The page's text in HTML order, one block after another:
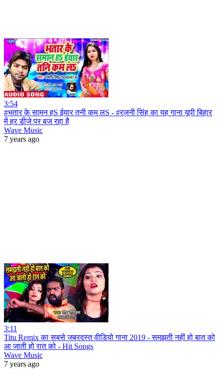
3:54
#भतार के सामन हS ईयार तनी कम लS - #रजनी सिंह का यह गाना यूपी बिहार
में हर डीजे पर बज रहा है
Wave Music
7 years ago
3:11
Titu Remix का सबसे जबरदस्त वीडियो गाना 2019 - समझती नहीं हो बात को
आ जाती हो रात को - Hit Songs
Wave Music
7 years ago